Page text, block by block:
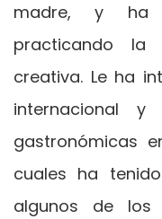
madre, y ha
practicando
creativa. Le ha
internacional y
gastronómicas
cuales ha
algunos de los